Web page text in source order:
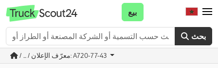
بحث
بيع
/ ... / معرّف الإعلان: A720-77-43